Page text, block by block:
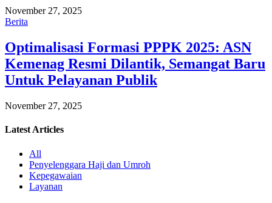
November 27, 2025
Berita
Optimalisasi Formasi PPPK 2025: ASN
Kemenag Resmi Dilantik, Semangat Baru
Untuk Pelayanan Publik
November 27, 2025
Latest Articles
All
Penyelenggara Haji dan Umroh
Kepegawaian
Layanan